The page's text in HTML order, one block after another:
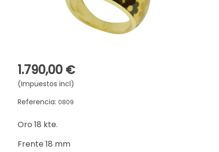
1.790,00 €
(Impuestos incl)
Referencia: 0809
Oro 18 kte.
Frente 18 mm